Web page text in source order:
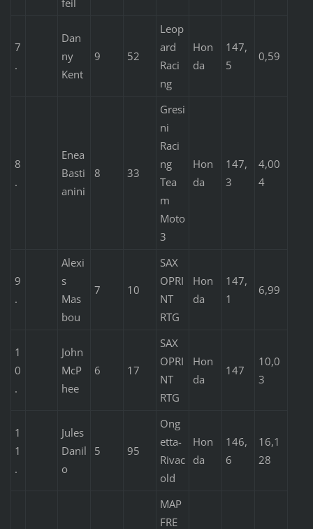
feil
7
.
Dan
ny
Kent
9 52
Leop
ard
Raci
ng
Hon
da
147,
5
0,59
8
.
Enea
Basti
anini
8 33
Gresi
ni
Raci
ng
Tea
m
Moto
3
Hon
da
147,
3
4,00
4
9
.
Alexi
s
Mas
bou
7 10
SAX
OPRI
NT
RTG
Hon
da
147,
1
6,99
1
0
.
John
McP
hee
6 17
SAX
OPRI
NT
RTG
Hon
da
147
10,0
3
1
1
.
Jules
Danil
o
5 95
Ong
etta-
Rivac
old
Hon
da
146,
6
16,1
28
MAP
FRE